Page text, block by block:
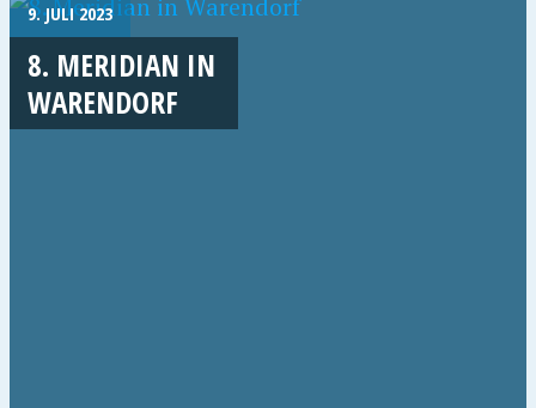
9. JULI 2023
8. MERIDIAN IN
WARENDORF